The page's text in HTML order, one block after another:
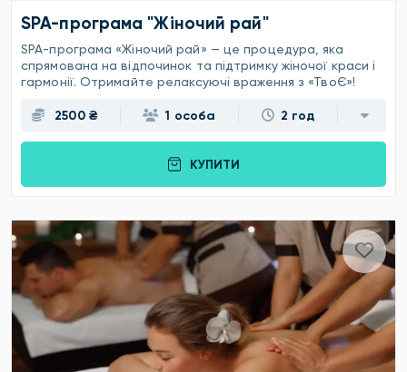
SPA-програма "Жіночий рай"
SPA-програма «Жіночий рай» — це процедура, яка
спрямована на відпочинок та підтримку жіночої краси і
гармонії. Отримайте релаксуючі враження з «ТвоЄ»!
2500 ₴ 1 особа 2 год
КУПИТИ